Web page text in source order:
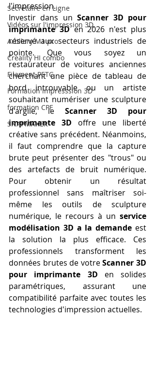
Secrétaire en Ligne
Vidéos sur l'impression 3D,
Artillery M1 pro
Creality HI combo
Filament PETG
Formation impresssion 3D
formation CPF
SNAPMAKER
l'impression.
Investir dans un Scanner 3D pour
imprimante 3D en 2026 n'est plus
réservé aux secteurs industriels de
pointe. Que vous soyez un
restaurateur de voitures anciennes
cherchant une pièce de tableau de
bord introuvable ou un artiste
souhaitant numériser une sculpture
d'argile, le Scanner 3D pour
imprimante 3D offre une liberté
créative sans précédent. Néanmoins,
il faut comprendre que la capture
brute peut présenter des "trous" ou
des artefacts de bruit numérique.
Pour obtenir un résultat
professionnel sans maîtriser soi-
même les outils de sculpture
numérique, le recours à un service
modélisation 3D a la demande est
la solution la plus efficace. Ces
professionnels transforment les
données brutes de votre Scanner 3D
pour imprimante 3D en solides
paramétriques, assurant une
compatibilité parfaite avec toutes les
technologies d'impression actuelles.